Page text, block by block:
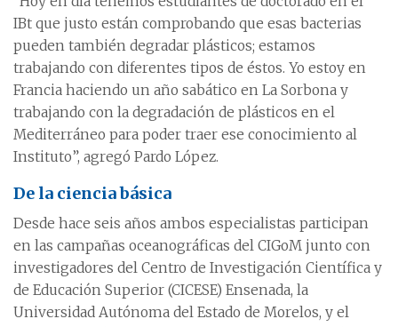
IBt que justo están comprobando que esas bacterias
pueden también degradar plásticos; estamos
trabajando con diferentes tipos de éstos. Yo estoy en
Francia haciendo un año sabático en La Sorbona y
trabajando con la degradación de plásticos en el
Mediterráneo para poder traer ese conocimiento al
Instituto”, agregó Pardo López.
De la ciencia básica
Desde hace seis años ambos especialistas participan
en las campañas oceanográficas del CIGoM junto con
investigadores del Centro de Investigación Científica y
de Educación Superior (CICESE) Ensenada, la
Universidad Autónoma del Estado de Morelos, y el